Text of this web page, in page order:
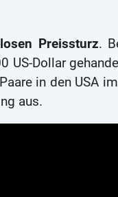
Preissturz.
US-Dollar
in den USA
aus.